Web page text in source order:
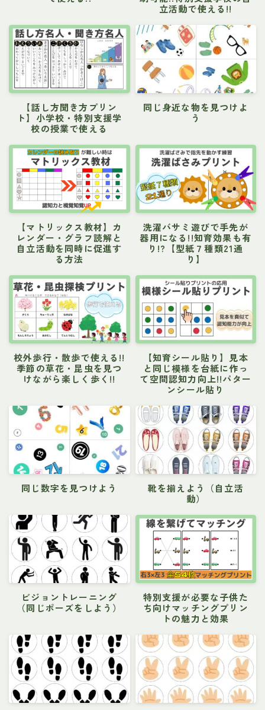
立活動で使える!!
【話し方聞き方プリン
ト】小学校・特別支援学
校の授業で使える
同じ身近な物を見つけよ
う
【マトリックス教材】カ
レンダー・グラフ読解と
自立活動を同時に促進す
る方法
洗濯バサミ遊びで手先が
器用になる!!知育効果も有
り!?【型紙７種類21通
り】
校外歩行・散歩で使える!!
季節の草花・昆虫を見つ
けながら楽しく歩く!!
【知育シール貼り】見本
と同じ模様を台紙に作っ
て空間認知力向上!!パター
ンシール貼り
同じ数字を見つけよう
靴を揃えよう（自立活
動）
ビジョントレーニング
（同じポーズをしよう）
特別支援が必要な子供た
ち向けマッチングプリン
トの魅力と効果